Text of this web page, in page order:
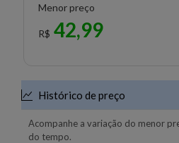
Menor preço
R$ 42,99
Histórico de preço
Acompanhe a variação do menor
do tempo.